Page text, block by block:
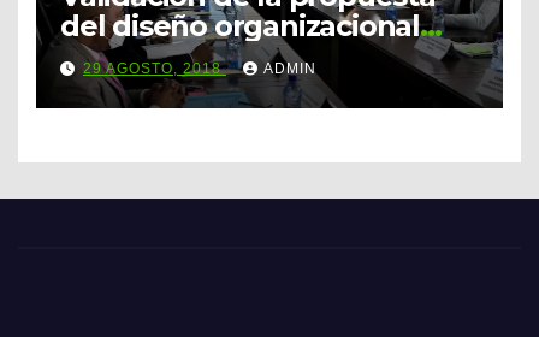
del diseño organizacional
para la creación del ente
autónomo encargado de la
sostenibilidad de los logros
29 AGOSTO, 2018 ADMIN